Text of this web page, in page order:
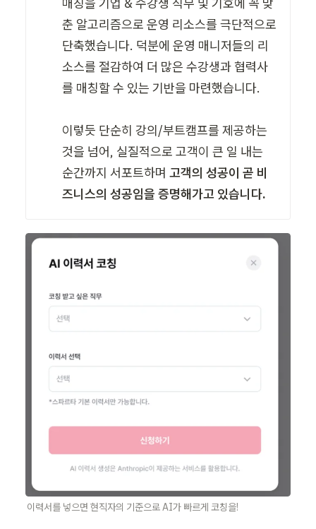
매칭을 기업 & 수강생 직무 및 기호에 꼭 맞
춘 알고리즘으로 운영 리소스를 극단적으로
단축했습니다. 덕분에 운영 매니저들의 리
소스를 절감하여 더 많은 수강생과 협력사
를 매칭할 수 있는 기반을 마련했습니다.
이렇듯 단순히 강의/부트캠프를 제공하는
것을 넘어, 실질적으로 고객이 큰 일 내는
순간까지 서포트하며 고객의 성공이 곧 비
즈니스의 성공임을 증명해가고 있습니다.
이력서를 넣으면 현직자의 기준으로 AI가 빠르게 코칭을!